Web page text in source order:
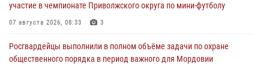
участие в чемпионате Приволжского округа по мини-футболу
07 августа 2026, 08:33 3
Росгвардейцы выполнили в полном объёме задачи по охране
общественного порядка в период важного для Мордовии